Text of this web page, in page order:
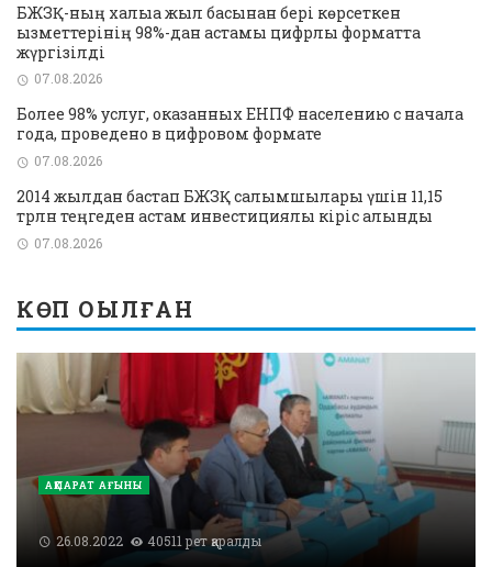
БЖЗҚ-ның халыққа жыл басынан бері көрсеткен
қызметтерінің 98%-дан астамы цифрлық форматта
жүргізілді
07.08.2026
Более 98% услуг, оказанных ЕНПФ населению с начала
года, проведено в цифровом формате
07.08.2026
2014 жылдан бастап БЖЗҚ салымшылары үшін 11,15
трлн теңгеден астам инвестициялық кіріс алынды
07.08.2026
КӨП ОҚЫЛҒАН
АҚПАРАТ АҒЫНЫ
26.08.2022 40511 рет қаралды